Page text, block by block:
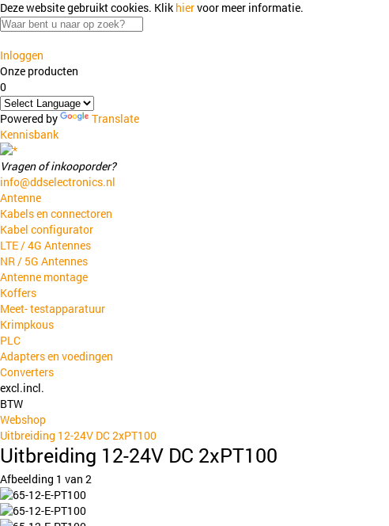
Deze website gebruikt cookies. Klik hiervoor meer informatie.
Inloggen
Onze producten
0
Powered by
Translate
Kennisbank
Vragen of inkooporder?
info@ddselectronics.nl
Antenne
Kabels en connectoren
Kabel configurator
LTE / 4G Antennes
NR / 5G Antennes
Antenne montage
Koffers
Meet- testapparatuur
Krimpkous
PLC
Adapters en voedingen
Converters
excl.incl.
BTW
Webshop
Uitbreiding 12-24V DC 2xPT100
Uitbreiding 12-24V DC 2xPT100
Afbeelding 1 van 2